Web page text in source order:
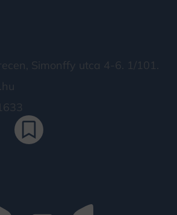
Simonffy utca 4-6. 1/101.